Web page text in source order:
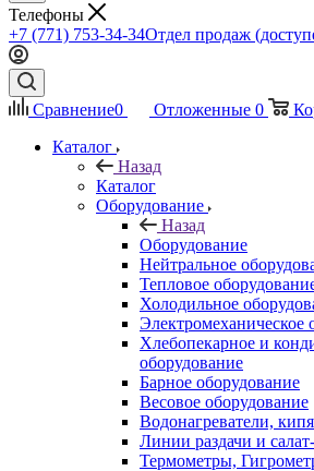
Телефоны
+7 (771) 753-34-34Отдел продаж
Сравнение0 Отложенные 0
Каталог
Назад
Каталог
Оборудование
Назад
Оборудование
Нейтральное
Тепловое
Холодильное
Электромеханическое
Хлебопекарное и
оборудование
Барное оборудование
Весовое оборудование
Водонагреватели,
Линии раздачи и
Термометры,